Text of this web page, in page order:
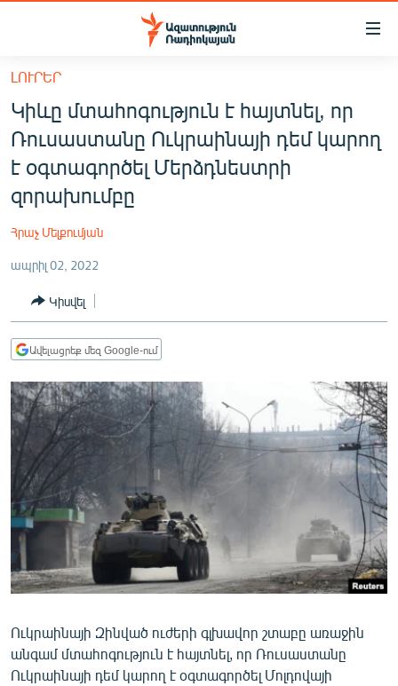
Մատչելիության
հիմնական
բովանդակությանը
Անցնել
հիմնական
մենյուին
Որոնում
ՀԱՅԱՍՏԱՆ
ԸՆՏՐՈՒԹՅՈՒՆՆԵՐ 2026
ՊԱՏԵՐԱԶՄԻ 6 ՇԱԲԱԹՆԵՐԸ
ՏԱՐԱԾԱՇՐՋԱՆ
ՄԻՋԱԶԳԱՅԻՆ
ՄՇԱԿՈՒՅԹ
ՍՊՈՐՏ
ՄԵԿՆԱԲԱՆՈՒԹՅՈՒՆ
ՏՏ ԵՒ ԻՆՏԵՐՆԵՏ
ԿՈՐՈՆԱՎԻՐՈՒՍ
ՏԵՍԱՆՅՈՒԹԵՐ
ԲԱՆԱՎԵՃ
ԼՈՒՐԵՐ
Կիևը մտահոգություն է հայտնել, որ
Ռուսաստանը Ուկրաինայի դեմ կարող
է օգտագործել Մերձդնեստրի
զորախումբը
Հրաչ Մելքումյան
ապրիլ 02, 2022
Կիսվել
Ավելացրեք մեզ Google-ում
Ուկրաինայի Զինված ուժերի գլխավոր շտաբը առաջին
անգամ մտահոգություն է հայտնել, որ Ռուսաստանը
Ուկրաինայի դեմ կարող է օգտագործել Մոլդովայի